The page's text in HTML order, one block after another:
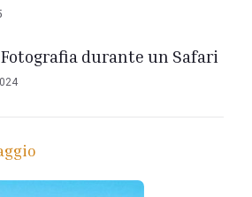
durante un Safari